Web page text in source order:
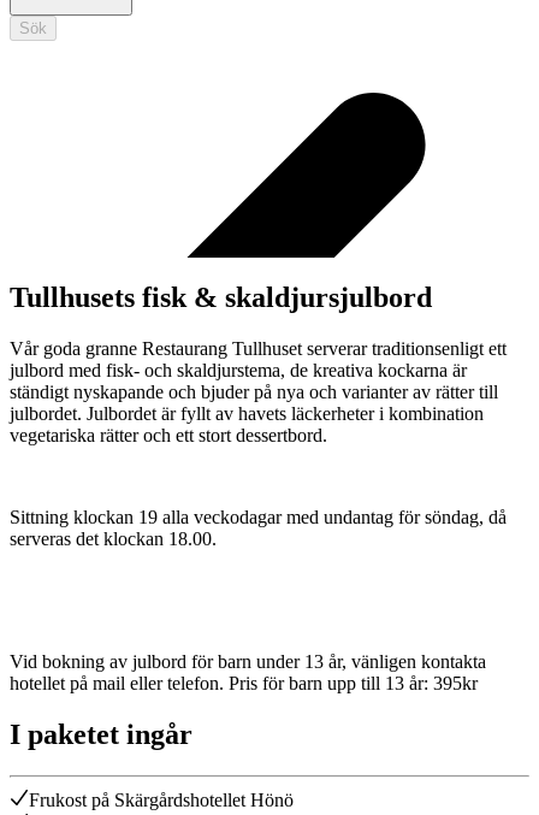
Sök
Tullhusets fisk & skaldjursjulbord
Vår goda granne Restaurang Tullhuset serverar traditionsenligt ett
julbord med fisk- och skaldjurstema, de kreativa kockarna är
ständigt nyskapande och bjuder på nya och varianter av rätter till
julbordet. Julbordet är fyllt av havets läckerheter i kombination
vegetariska rätter och ett stort dessertbord.
Sittning klockan 19 alla veckodagar med undantag för söndag, då
serveras det klockan 18.00.
Vid bokning av julbord för barn under 13 år, vänligen kontakta
hotellet på mail eller telefon. Pris för barn upp till 13 år: 395kr
I paketet ingår
Frukost på Skärgårdshotellet Hönö